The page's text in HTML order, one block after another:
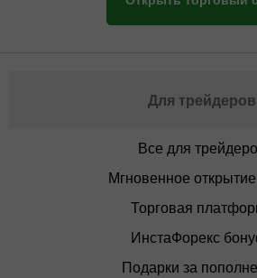
Для трейдеров
Все для
Мгновенное
Торговая
ИнстаФорекс
Подарки за